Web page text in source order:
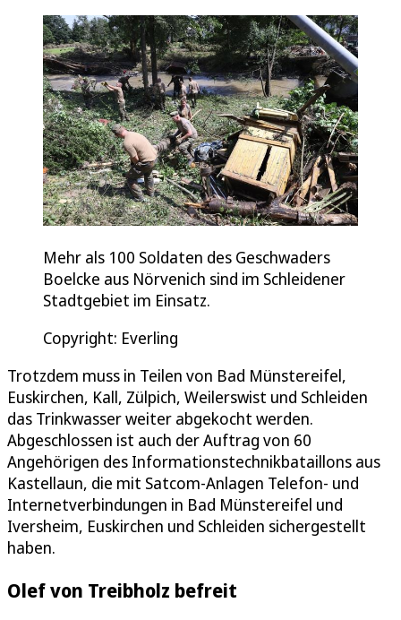
Mehr als 100 Soldaten des Geschwaders
Boelcke aus Nörvenich sind im Schleidener
Stadtgebiet im Einsatz.
Copyright: Everling
Trotzdem muss in Teilen von Bad Münstereifel,
Euskirchen, Kall, Zülpich, Weilerswist und Schleiden
das Trinkwasser weiter abgekocht werden.
Abgeschlossen ist auch der Auftrag von 60
Angehörigen des Informationstechnikbataillons aus
Kastellaun, die mit Satcom-Anlagen Telefon- und
Internetverbindungen in Bad Münstereifel und
Iversheim, Euskirchen und Schleiden sichergestellt
haben.
Olef von Treibholz befreit